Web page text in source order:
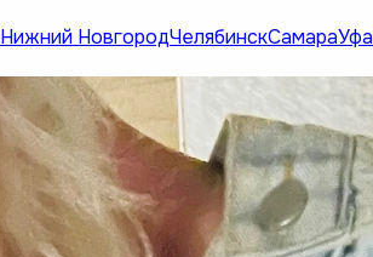
Нижний НовгородЧелябинскСамараУфа